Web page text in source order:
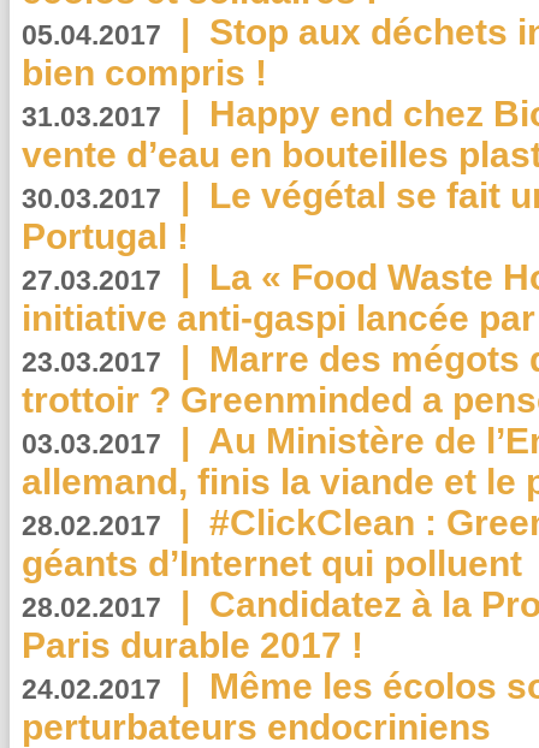
05.04.2017 | Stop aux déchets
bien compris !
31.03.2017 | Happy end chez
vente d’eau en bouteilles
30.03.2017 | Le végétal se fait
Portugal !
27.03.2017 | La « Food Waste
initiative anti-gaspi lancée
23.03.2017 | Marre des mégots
trottoir ? Greenminded a
03.03.2017 | Au Ministère de
allemand, finis la viande et le
28.02.2017 | #ClickClean :
géants d’Internet qui polluent
28.02.2017 | Candidatez à la
Paris durable 2017 !
24.02.2017 | Même les écolos
perturbateurs endocriniens